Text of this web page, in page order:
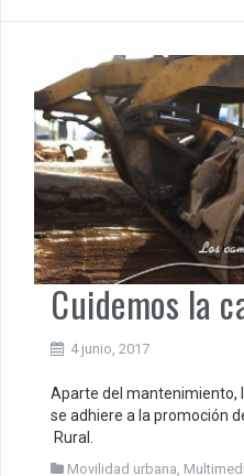
Cuidemos la
4 junio, 2017
Aparte del mantenimiento,
se adhiere a la promoción
Rural.
Movilidad urbana